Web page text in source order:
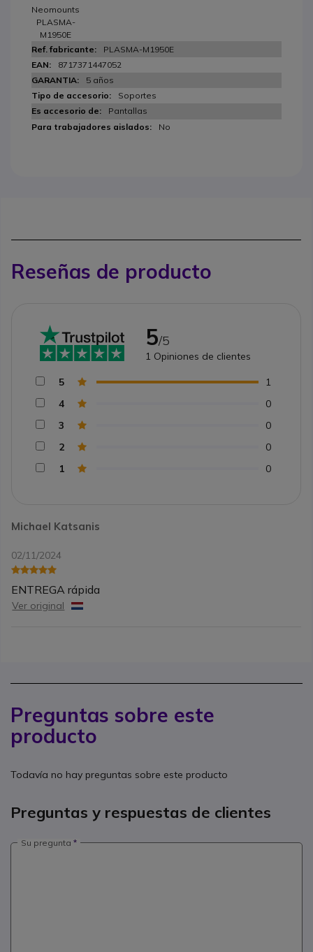
Neomounts
PLASMA-
M1950E
PLASMA-M1950E
8717371447052
5 años
Soportes
Pantallas
No
Reseñas de producto
Michael Katsanis
02/11/2024
ENTREGA rápida
Ver original
5/5
1 Opiniones de clientes
5
1
4
0
3
0
2
0
1
0
Preguntas sobre este
producto
Todavía no hay preguntas sobre este producto
Preguntas y respuestas de clientes
Su pregunta